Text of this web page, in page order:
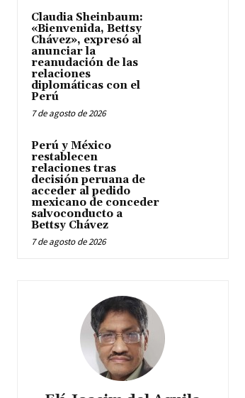
Claudia Sheinbaum:
«Bienvenida, Bettsy
Chávez», expresó al
anunciar la
reanudación de las
relaciones
diplomáticas con el
Perú
7 de agosto de 2026
Perú y México
restablecen
relaciones tras
decisión peruana de
acceder al pedido
mexicano de conceder
salvoconducto a
Bettsy Chávez
7 de agosto de 2026